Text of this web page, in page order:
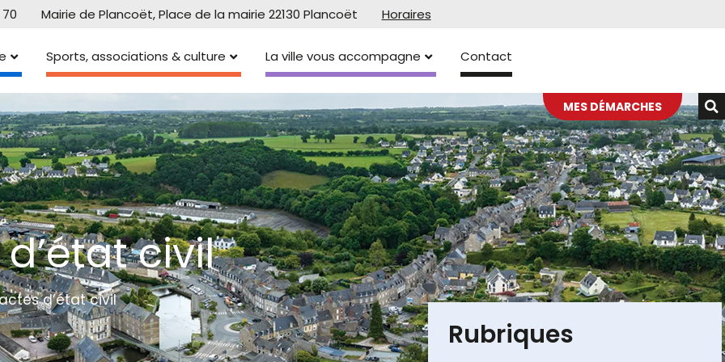
Mairie de Plancoët, Place de la mairie 22130 Plancoët Horaires
Sports, associations & culture La ville vous accompagne Contact
MES DÉMARCHES
civil
d’état civil
Rubriques